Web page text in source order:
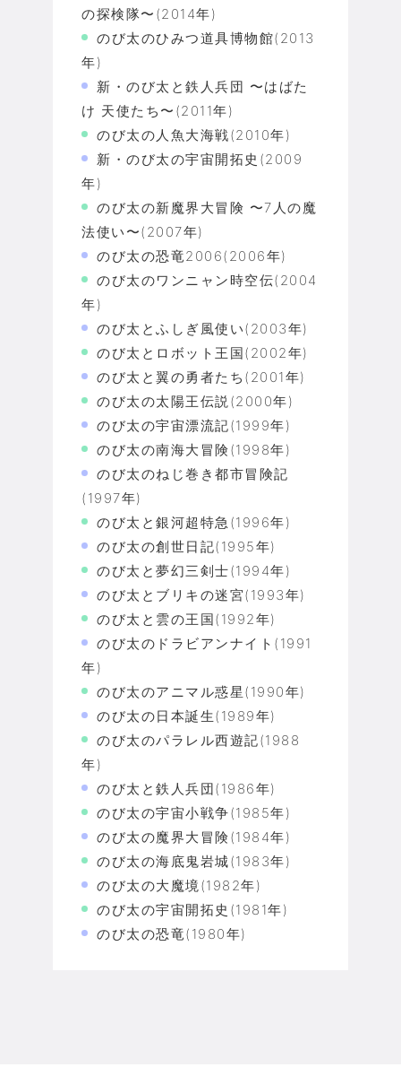
の探検隊〜(2014年)
のび太のひみつ道具博物館(2013
年)
新・のび太と鉄人兵団 〜はばた
け 天使たち〜(2011年)
のび太の人魚大海戦(2010年)
新・のび太の宇宙開拓史(2009
年)
のび太の新魔界大冒険 〜7人の魔
法使い〜(2007年)
のび太の恐竜2006(2006年)
のび太のワンニャン時空伝(2004
年)
のび太とふしぎ風使い(2003年)
のび太とロボット王国(2002年)
のび太と翼の勇者たち(2001年)
のび太の太陽王伝説(2000年)
のび太の宇宙漂流記(1999年)
のび太の南海大冒険(1998年)
のび太のねじ巻き都市冒険記
(1997年)
のび太と銀河超特急(1996年)
のび太の創世日記(1995年)
のび太と夢幻三剣士(1994年)
のび太とブリキの迷宮(1993年)
のび太と雲の王国(1992年)
のび太のドラビアンナイト(1991
年)
のび太のアニマル惑星(1990年)
のび太の日本誕生(1989年)
のび太のパラレル西遊記(1988
年)
のび太と鉄人兵団(1986年)
のび太の宇宙小戦争(1985年)
のび太の魔界大冒険(1984年)
のび太の海底鬼岩城(1983年)
のび太の大魔境(1982年)
のび太の宇宙開拓史(1981年)
のび太の恐竜(1980年)